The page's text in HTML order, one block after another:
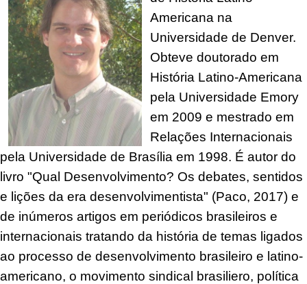
Americana na
Universidade de Denver.
Obteve doutorado em
História Latino-Americana
pela Universidade Emory
em 2009 e mestrado em
Relações Internacionais
pela Universidade de Brasília em 1998. É autor do
livro "Qual Desenvolvimento? Os debates, sentidos
e lições da era desenvolvimentista" (Paco, 2017) e
de inúmeros artigos em periódicos brasileiros e
internacionais tratando da história de temas ligados
ao processo de desenvolvimento brasileiro e latino-
americano, o movimento sindical brasiliero, política